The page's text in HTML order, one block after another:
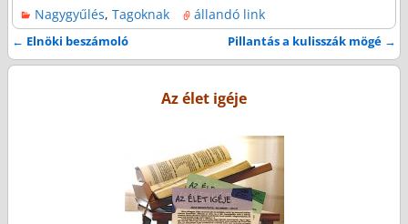
c
e
b
i
t
t
s
s
e
a
l
a
s
p
Nagygyűlés,Tagoknak állandó link
Bejegyzés navigáció
← Elnöki beszámoló Pillantás a kulisszák mögé →
Az élet igéje